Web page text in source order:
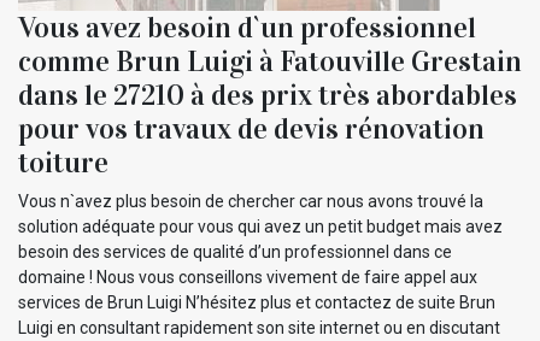
Vous avez besoin d`un professionnel
comme Brun Luigi à Fatouville Grestain
dans le 27210 à des prix très abordables
pour vos travaux de devis rénovation
toiture
Vous n`avez plus besoin de chercher car nous avons trouvé la
solution adéquate pour vous qui avez un petit budget mais avez
besoin des services de qualité d’un professionnel dans ce
domaine ! Nous vous conseillons vivement de faire appel aux
services de Brun Luigi N’hésitez plus et contactez de suite Brun
Luigi en consultant rapidement son site internet ou en discutant